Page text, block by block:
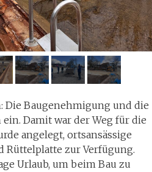
Die Baugenehmigung und die
Damit war der Weg für die
angelegt, ortsansässige
Rüttelplatte zur Verfügung.
Urlaub, um beim Bau zu